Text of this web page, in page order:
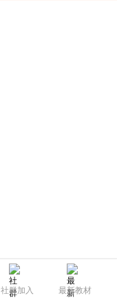
社群加入
最新教材